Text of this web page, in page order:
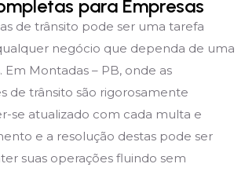
para Empresas
de trânsito pode ser uma tarefa
negócio que dependa de uma
Montadas – PB, onde as
de trânsito são rigorosamente
se atualizado com cada multa e
e a resolução destas pode ser
suas operações fluindo sem